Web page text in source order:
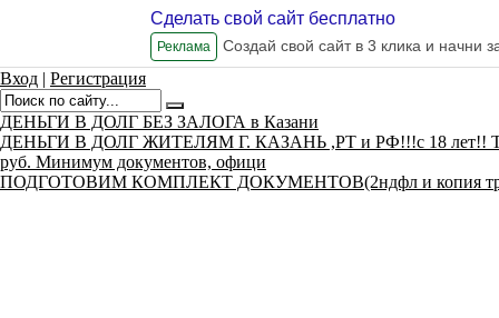
Сделать свой сайт бесплатно
Реклама Создай свой сайт в 3 клика и начни
Вход | Регистрация
ДЕНЬГИ В ДОЛГ БЕЗ ЗАЛОГА в Казани
ДЕНЬГИ В ДОЛГ ЖИТЕЛЯМ Г. КАЗАНЬ ,РТ и РФ!!!с 18 лет!! Т. 8
руб. Минимум документов, офици
ПОДГОТОВИМ КОМПЛЕКТ ДОКУМЕНТОВ(2ндфл и копия